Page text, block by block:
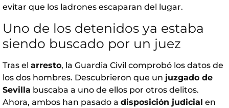
evitar que los ladrones escaparan del lugar.
Uno de los detenidos ya estaba
siendo buscado por un juez
Tras el arresto, la Guardia Civil comprobó los datos de
los dos hombres. Descubrieron que un juzgado de
Sevilla buscaba a uno de ellos por otros delitos.
Ahora, ambos han pasado a disposición judicial en